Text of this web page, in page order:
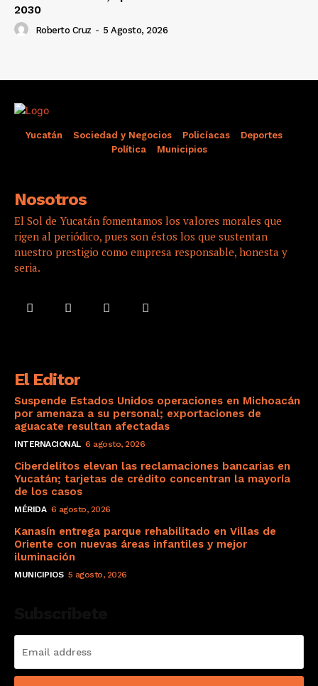
2030
Roberto Cruz - 5 Agosto, 2026
Yucatán Sociedad y Negocios Policíacas
Deportes
Política
Municipios
Nosotros
El Sol de Yucatán fomentamos los valores morales que
rigen al periódico, pues son éstos los que sustentan
nuestro prestigio como empresa responsable, honesta y
seria.
El Editor
Suspende Estados Unidos operaciones en Michoacán
por amenaza a su personal; exportaciones de
aguacate resultan afectadas
INTERNACIONAL 6 agosto, 2026
Ciberdelitos elevan las reclamaciones bancarias en
Yucatán; tarjetas de crédito concentran la mayoría
de los casos
MÉRIDA 6 agosto, 2026
Kanasín entrega parque rehabilitado en Villas de
Oriente con nuevas áreas infantiles y mejor
iluminación
MUNICIPIOS 5 agosto, 2026